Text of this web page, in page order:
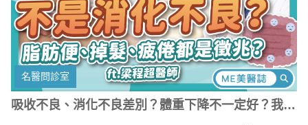
名醫問診室
吸收不良、消化不良差別？體重下降不一定好？我的